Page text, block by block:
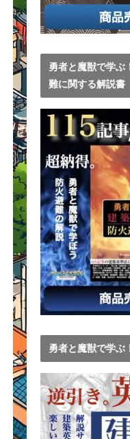
勇者と魔獣で学ぶ
難に関する解説書
勇者と魔獣で学ぶ